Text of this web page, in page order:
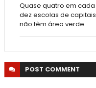
Quase quatro em cada
dez escolas de capitais
não têm área verde
POST COMMENT